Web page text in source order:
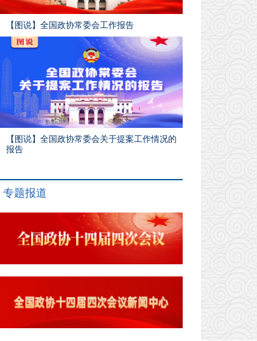
【图说】全国政协常委会工作报告
【图说】全国政协常委会关于提案工作情况的
报告
专题报道